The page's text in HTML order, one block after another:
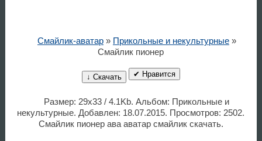
Смайлик-аватар» Прикольные и некультурные»
Смайлик пионер
↓ Скачать ✔ Нравится
Размер: 29x33 / 4.1Kb. Альбом: Прикольные и
некультурные. Добавлен: 18.07.2015. Просмотров: 2502.
Смайлик пионер ава аватар смайлик скачать.